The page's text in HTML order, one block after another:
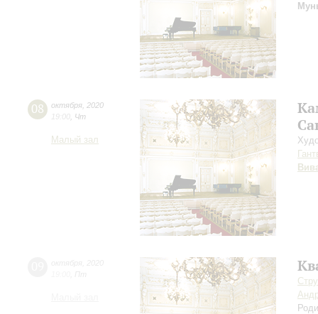
08 октября 2020
19:00 Чт
Малый зал